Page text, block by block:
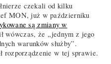
czekali od kilku
MON, już w październiku
są zmiany w
wówczas, że „jednym z jego
warunków służby”.
rozporządzenie w tej sprawie.